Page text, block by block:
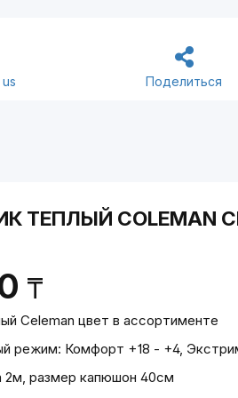
Поделиться
ТЕПЛЫЙ COLEMAN
₸
Celeman цвет в ассортименте
режим: Комфорт +18 - +4,
2м, размер капюшон 40см